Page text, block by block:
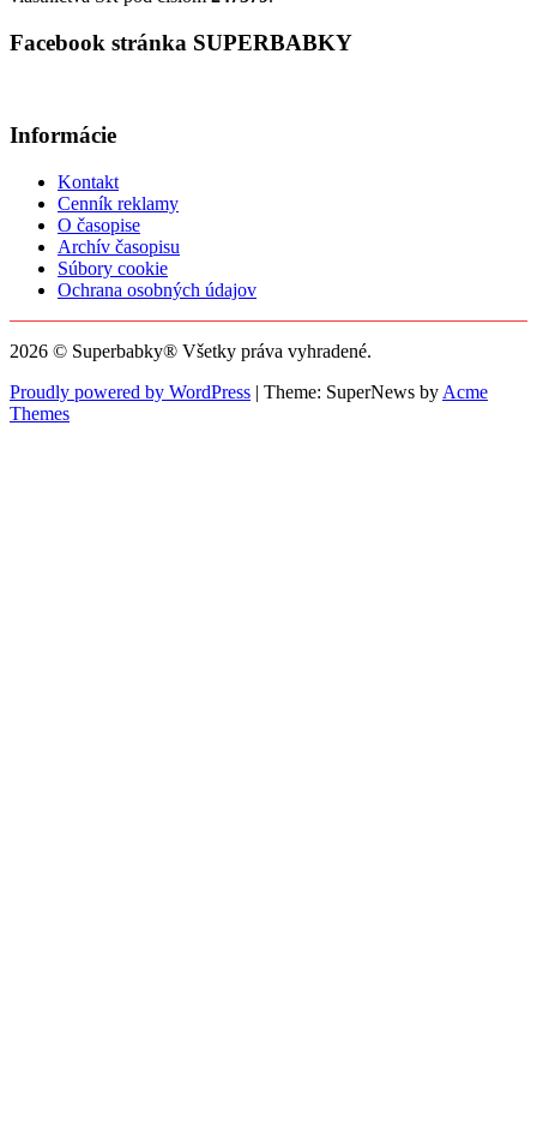
Facebook stránka SUPERBABKY
Informácie
Kontakt
Cenník reklamy
O časopise
Archív časopisu
Súbory cookie
Ochrana osobných údajov
2026 © Superbabky® Všetky práva vyhradené.
Proudly powered by WordPress | Theme: SuperNews by Acme
Themes